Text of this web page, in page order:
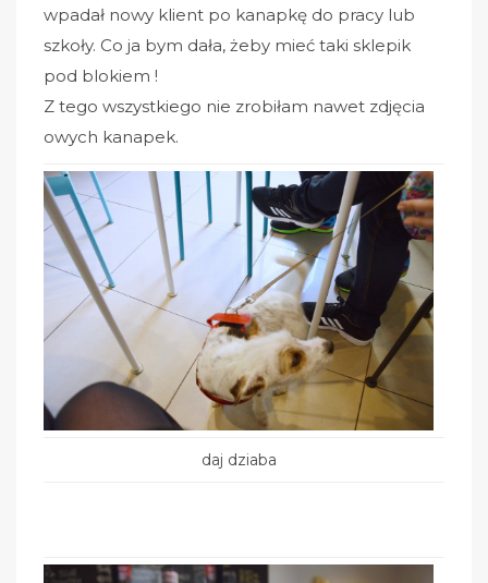
wpadał nowy klient po kanapkę do pracy lub
szkoły. Co ja bym dała, żeby mieć taki sklepik
pod blokiem !
Z tego wszystkiego nie zrobiłam nawet zdjęcia
owych kanapek.
daj dziaba